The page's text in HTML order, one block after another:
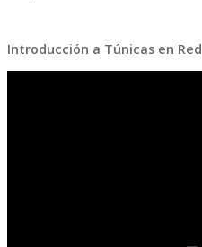
Introducción a Túnicas en Red